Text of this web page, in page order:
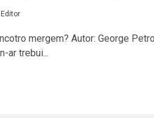
Editor
mergem? Autor: George
ar trebui...